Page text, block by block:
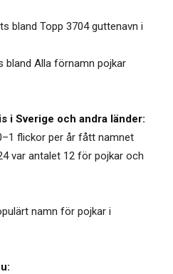
bland Topp 3704 guttenavn i
bland Alla förnamn pojkar
i Sverige och andra länder:
flickor per år fått namnet
var antalet 12 för pojkar och
namn för pojkar i